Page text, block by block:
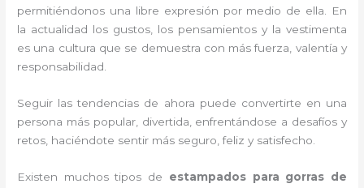
permitiéndonos una libre expresión por medio de ella. En
la actualidad los gustos, los pensamientos y la vestimenta
es una cultura que se demuestra con más fuerza, valentía y
responsabilidad.
Seguir las tendencias de ahora puede convertirte en una
persona más popular, divertida, enfrentándose a desafíos y
retos, haciéndote sentir más seguro, feliz y satisfecho.
Existen muchos tipos de estampados para gorras de